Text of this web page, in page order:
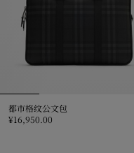
都市格纹公文包
¥16,950.00